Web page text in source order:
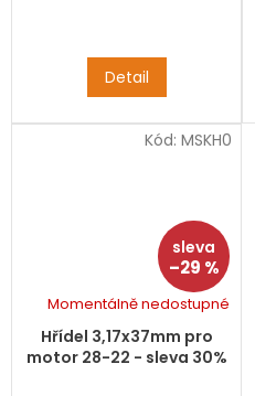
Detail
–29 %
Hřídel 3,17x37mm pro
motor 28-22 - sleva 30%
Momentálně nedostupné
Kód: MSKH0